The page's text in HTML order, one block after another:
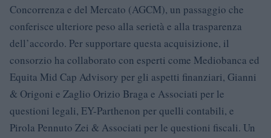
Concorrenza e del Mercato (AGCM), un passaggio che
conferisce ulteriore peso alla serietà e alla trasparenza
dell’accordo. Per supportare questa acquisizione, il
consorzio ha collaborato con esperti come Mediobanca ed
Equita Mid Cap Advisory per gli aspetti finanziari, Gianni
& Origoni e Zaglio Orizio Braga e Associati per le
questioni legali, EY-Parthenon per quelli contabili, e
Pirola Pennuto Zei & Associati per le questioni fiscali. Un